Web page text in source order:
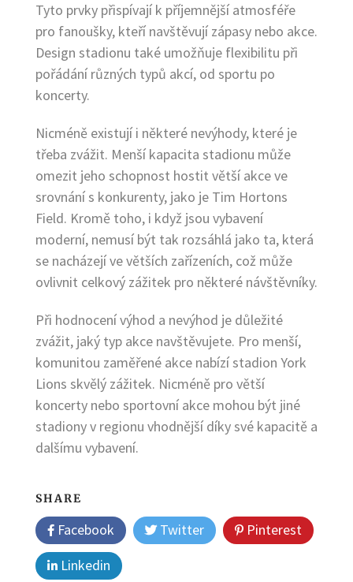
Tyto prvky přispívají k příjemnější atmosféře
pro fanoušky, kteří navštěvují zápasy nebo akce.
Design stadionu také umožňuje flexibilitu při
pořádání různých typů akcí, od sportu po
koncerty.
Nicméně existují i některé nevýhody, které je
třeba zvážit. Menší kapacita stadionu může
omezit jeho schopnost hostit větší akce ve
srovnání s konkurenty, jako je Tim Hortons
Field. Kromě toho, i když jsou vybavení
moderní, nemusí být tak rozsáhlá jako ta, která
se nacházejí ve větších zařízeních, což může
ovlivnit celkový zážitek pro některé návštěvníky.
Při hodnocení výhod a nevýhod je důležité
zvážit, jaký typ akce navštěvujete. Pro menší,
komunitou zaměřené akce nabízí stadion York
Lions skvělý zážitek. Nicméně pro větší
koncerty nebo sportovní akce mohou být jiné
stadiony v regionu vhodnější díky své kapacitě a
dalšímu vybavení.
SHARE
Facebook Twitter
Pinterest
Linkedin